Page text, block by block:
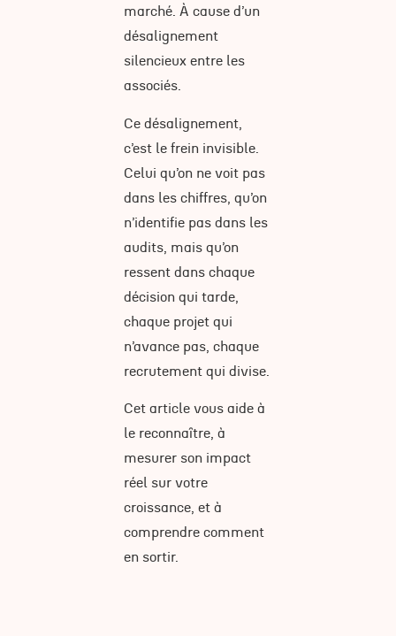
marché. À cause d’un
désalignement
silencieux entre les
associés.
Ce désalignement,
c’est le frein invisible.
Celui qu’on ne voit pas
dans les chiffres, qu’on
n’identifie pas dans les
audits, mais qu’on
ressent dans chaque
décision qui tarde,
chaque projet qui
n’avance pas, chaque
recrutement qui divise.
Cet article vous aide à
le reconnaître, à
mesurer son impact
réel sur votre
croissance, et à
comprendre comment
en sortir.